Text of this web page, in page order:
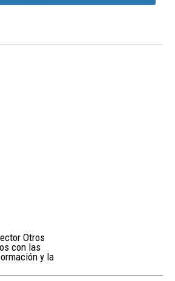
Otros
con las
y la